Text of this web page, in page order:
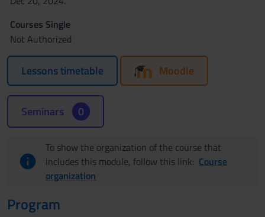
Courses Single
Not Authorized
Lessons timetable Moodle
Seminars 0
To show the organization of the course that
includes this module, follow this link: Course
organization
Program